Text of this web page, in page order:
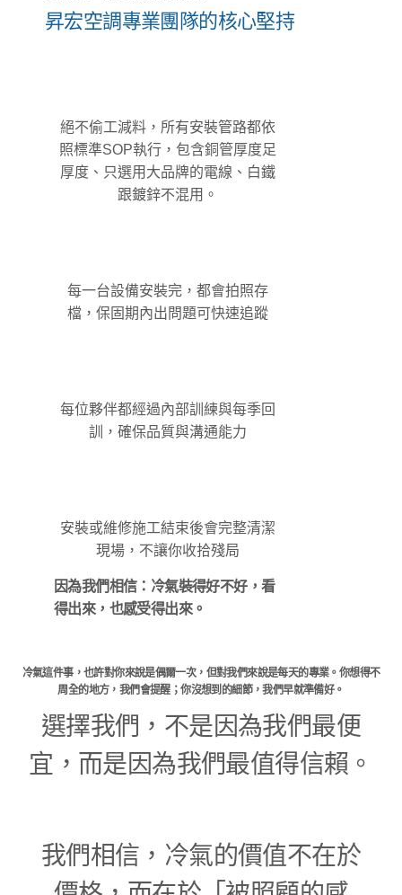
昇宏空調專業團隊的核心堅持
絕不偷工減料，所有安裝管路都依
照標準SOP執行，包含銅管厚度足
厚度、只選用大品牌的電線、白鐵
跟鍍鋅不混用。
每一台設備安裝完，都會拍照存
檔，保固期內出問題可快速追蹤
每位夥伴都經過內部訓練與每季回
訓，確保品質與溝通能力
安裝或維修施工結束後會完整清潔
現場，不讓你收拾殘局
因為我們相信：冷氣裝得好不好，看
得出來，也感受得出來。
冷氣這件事，也許對你來說是偶爾一次，但對我們來說是每天的專業。你想得不
周全的地方，我們會提醒；你沒想到的細節，我們早就準備好。
選擇我們，不是因為我們最便
宜，而是因為我們最值得信賴。
我們相信，冷氣的價值不在於